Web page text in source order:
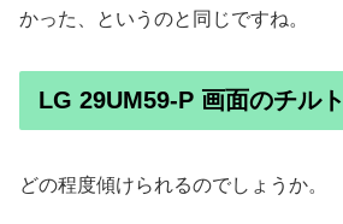
かった、というのと同じですね。
LG 29UM59-P 画面のチルト
どの程度傾けられるのでしょうか。